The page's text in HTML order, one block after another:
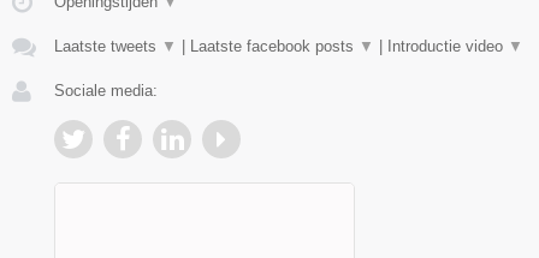
Laatste tweets ▼ Laatste facebook posts ▼ Introductie video ▼
Sociale media: